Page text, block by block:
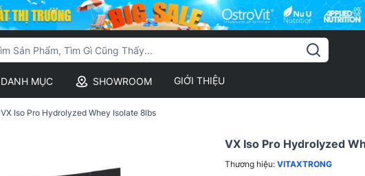
DANH MỤC SHOWROOM GIỚI THIỆU
VX Iso Pro Hydrolyzed Whey Isolate 8lbs
VX Iso Pro Hydrolyzed
Thương hiệu: VITAXTRONG